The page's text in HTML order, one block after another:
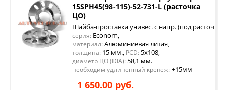
15SPH45(98-115)-52-731-L (расточка
ЦО)
Шайба-проставка унивес. с напр. (под расточку
серия: Econom,
материал: Алюминиевая литая,
толщина: 15 мм., PCD: 5x108,
диаметр ЦО (DIA): 58,1 мм.
необходим удлиненный крепеж: +15мм
1 650.00 руб.